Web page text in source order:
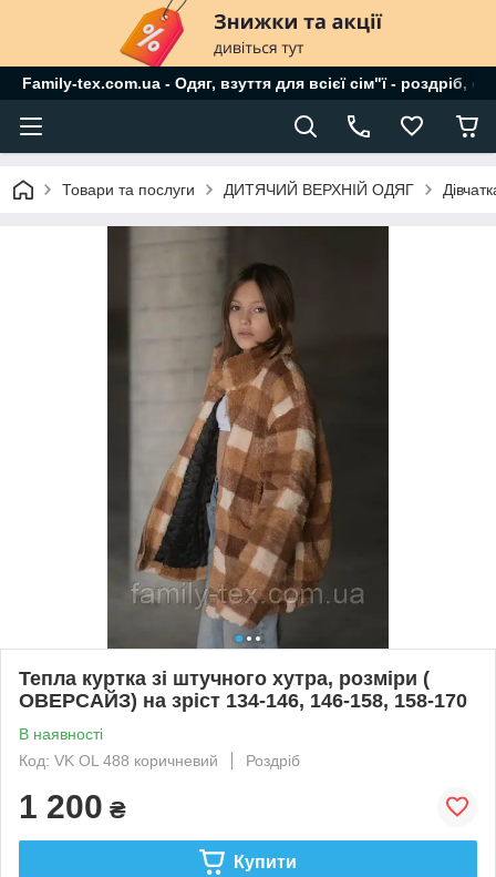
Family-tex.com.ua - Одяг, взуття для всієї сім"ї - роздріб,
Товари та послуги ДИТЯЧИЙ ВЕРХНІЙ ОДЯГ
Тепла куртка зі штучного хутра, розміри (
ОВЕРСАЙЗ) на зріст 134-146, 146-158, 158-170
В наявності
Код: VK OL 488 коричневий
Роздріб
1 200 ₴
Купити